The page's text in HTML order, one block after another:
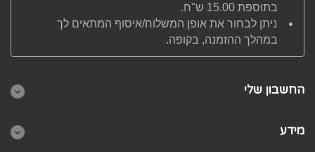
בתוספת 15.00 ש"ח.
ניתן לבחור את אופן המשלוח/איסוף המתאים לך
במהלך ההזמנה, בקופה.
החשבון שלי
מידע